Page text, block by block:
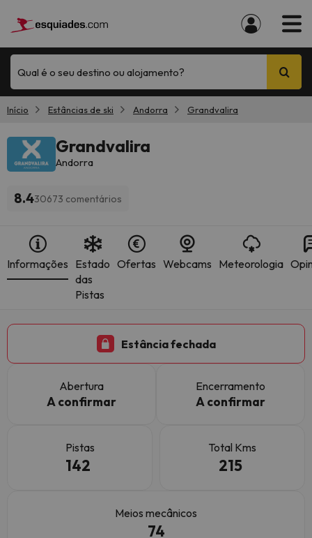
Qual é o seu destino ou alojamento?
Início Estâncias de ski Andorra Grandvalira
Grandvalira
Andorra
8.430673 comentários
Informações Estado
das
Pistas
Ofertas Webcams Meteorologia
Estância fechada
Abertura
A confirmar
Encerramento
A confirmar
Pistas
142
Total Kms
215
Meios mecânicos
74